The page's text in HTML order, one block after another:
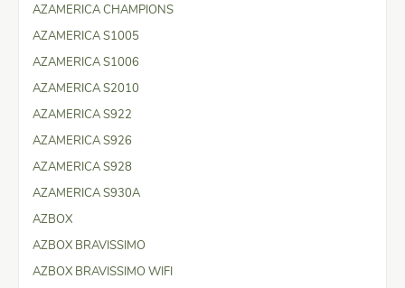
AZAMERICA CHAMPIONS
AZAMERICA S1005
AZAMERICA S1006
AZAMERICA S2010
AZAMERICA S922
AZAMERICA S926
AZAMERICA S928
AZAMERICA S930A
AZBOX
AZBOX BRAVISSIMO
AZBOX BRAVISSIMO WIFI